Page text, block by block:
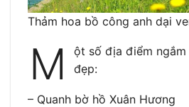
Thảm hoa bồ công anh dại
M
ột số địa điểm
đẹp:
– Quanh bờ hồ Xuân Hương